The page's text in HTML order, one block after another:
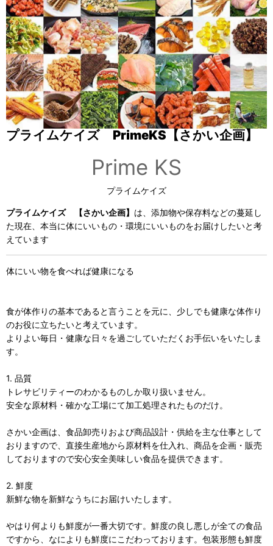
プライムケイズ PrimeKS【さかい企画】
Prime KS
プライムケイズ
プライムケイズ 【さかい企画】 は、添加物や保存料などの蔓延し
た現在、本当に体にいいもの・環境にいいものをお届けしたいと考
えています
体にいい物を食べれば健康になる
食が体作りの基本であると言うことを元に、少しでも健康な体作り
のお役に立ちたいと考えています。
よりよい毎日・健康な日々を過ごしていただくお手伝いをいたしま
す。
1. 品質
トレサビリティーのわかるものしか取り扱いません。
安全な原材料・確かな工場にて加工処理されたものだけ。
さかい企画は、食品卸売りおよび商品設計・供給を主な仕事として
おりますので、直接生産地から原材料を仕入れ、商品を企画・販売
しておりますので安心安全美味しい食品を提供できます。
2. 鮮度
新鮮な物を新鮮なうちにお届けいたします。
やはり何よりも鮮度が一番大切です。鮮度の良し悪しが全ての食品
ですから、なによりも鮮度にこだわっております。包装形態も鮮度